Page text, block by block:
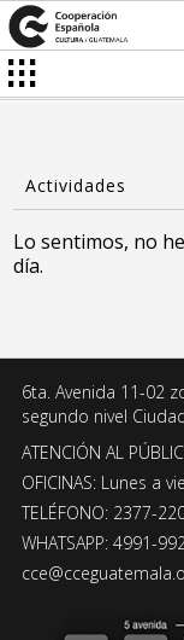
Lo sentimos, no
día.
6ta. Avenida 11-02
segundo nivel
ATENCIÓN AL
OFICINAS: Lunes a
TELÉFONO: 2377-
WHATSAPP: 4991-